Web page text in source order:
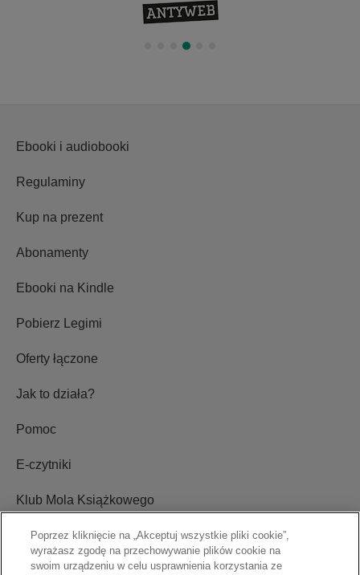
Ebooki i audiobooki
Regulaminy
Kup na prezent
Abonamenty
Ebooki na Kindle
Pobierz Legimi
Oferty łączone
Jak to działa?
Pomoc
E-czytniki
Klub Mola Książkowego
Ustawienia plików cookie
Blog
Poprzez kliknięcie na „Akceptuj wszystkie pliki cookie”,
wyrażasz zgodę na przechowywanie plików cookie na
swoim urządzeniu w celu usprawnienia korzystania ze